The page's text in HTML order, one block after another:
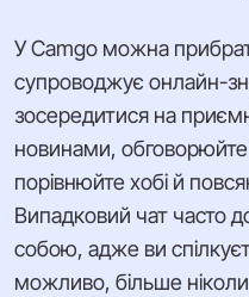
У Camgo можна
супроводжує онлайн-
зосередитися на
новинами,
порівнюйте хобі й
Випадковий чат часто
собою, адже ви
можливо, більше